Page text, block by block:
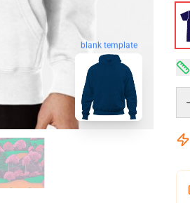
blank template